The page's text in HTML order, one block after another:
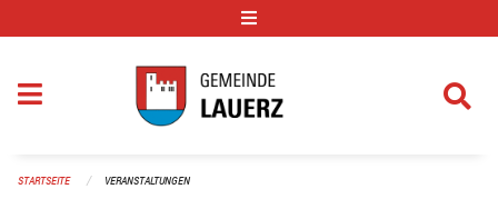
STARTSEITE VERANSTALTUNGEN